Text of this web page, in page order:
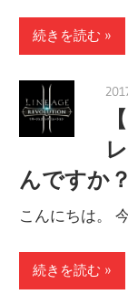
続きを読む
んですか？
こんにちは。
続きを読む